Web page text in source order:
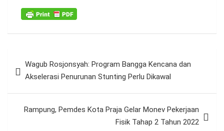
posWagub Rosjonsyah: Program Bangga Kencana dan
Akselerasi Penurunan Stunting Perlu Dikawal
Rampung, Pemdes Kota Praja Gelar Monev Pekerjaan
Fisik Tahap 2 Tahun 2022